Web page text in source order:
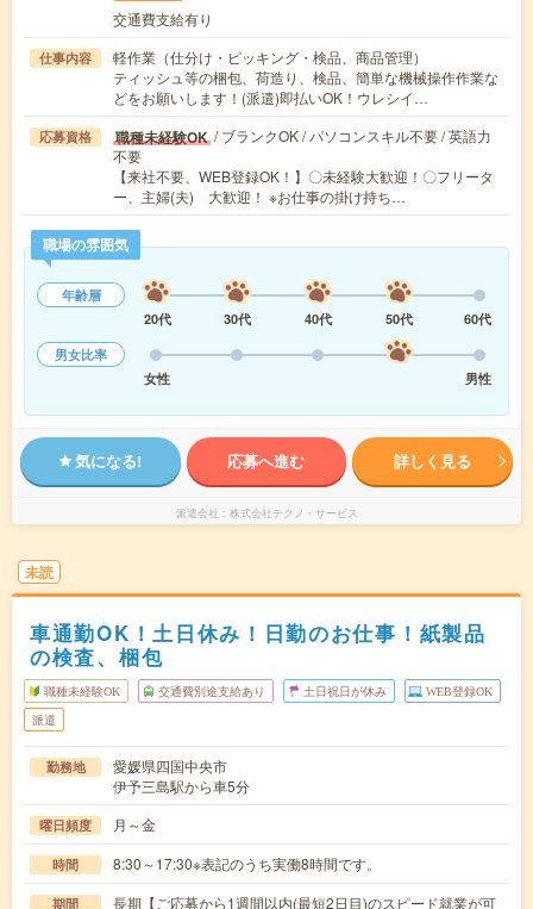
交通費支給有り
仕事内容
軽作業（仕分け・ピッキング・検品、商品管理）
ティッシュ等の梱包、荷造り、検品、簡単な機械操作作業な
どをお願いします！(派遣)即払いOK！ウレシイ…
応募資格 職種未経験OK / ブランクOK / パソコンスキル不要 / 英語力
不要
【来社不要、WEB登録OK！】〇未経験大歓迎！〇フリータ
ー、主婦(夫) 大歓迎！ ※お仕事の掛け持ち…
職場の雰囲気
年齢層
20代
30代 40代 50代
60代
男女比率
女性
男性
気になる! 応募へ進む 詳しく見る
派遣会社 株式会社テクノ・サービス
未読
車通勤OK！土日休み！日勤のお仕事！紙製品
の検査、梱包
職種未経験OK 交通費別途支給あり 土日祝日が休み WEB登録OK
派遣
勤務地
愛媛県四国中央市
伊予三島駅から車5分
曜日頻度 月～金
時間 8:30～17:30※表記のうち実働8時間です。
期間
長期【ご応募から1週間以内(最短2日目)のスピード就業が可